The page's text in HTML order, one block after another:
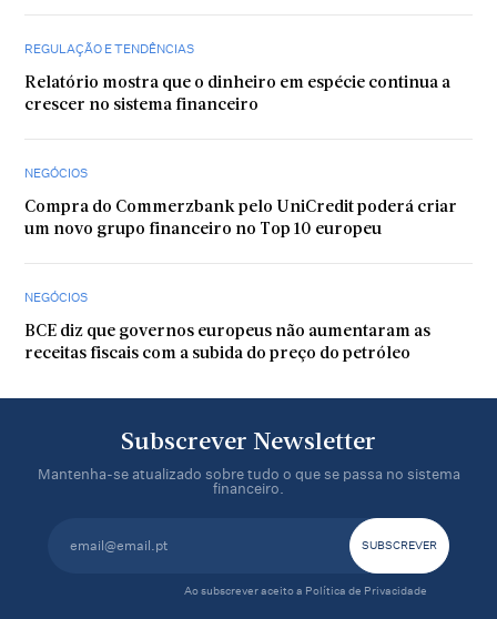
REGULAÇÃO E TENDÊNCIAS
Relatório mostra que o dinheiro em espécie continua a
crescer no sistema financeiro
NEGÓCIOS
Compra do Commerzbank pelo UniCredit poderá criar
um novo grupo financeiro no Top 10 europeu
NEGÓCIOS
BCE diz que governos europeus não aumentaram as
receitas fiscais com a subida do preço do petróleo
Subscrever Newsletter
Mantenha-se atualizado sobre tudo o que se passa no sistema
financeiro.
Ao subscrever aceito a Política de Privacidade